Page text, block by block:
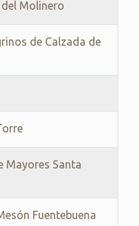
del Molinero
de Calzada de
Mayores Santa
Fuentebuena